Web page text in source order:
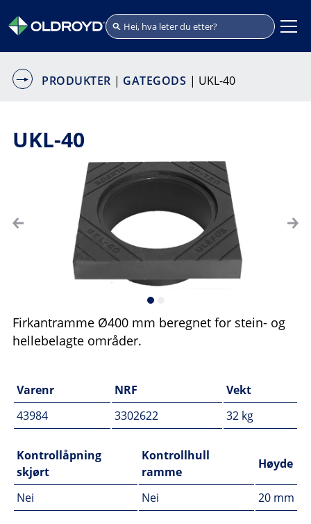
PRODUKTER | GATEGODS | UKL-40
UKL-40
Firkantramme Ø400 mm beregnet for stein- og
hellebelagte områder.
Varenr NRF
Vekt
43984
3302622 32 kg
Kontrollåpning
skjørt
Kontrollhull
ramme
Høyde
Nei Nei 20 mm